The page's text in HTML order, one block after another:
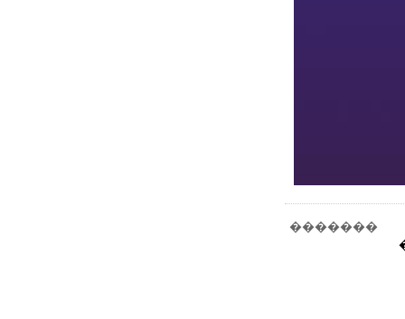
�������